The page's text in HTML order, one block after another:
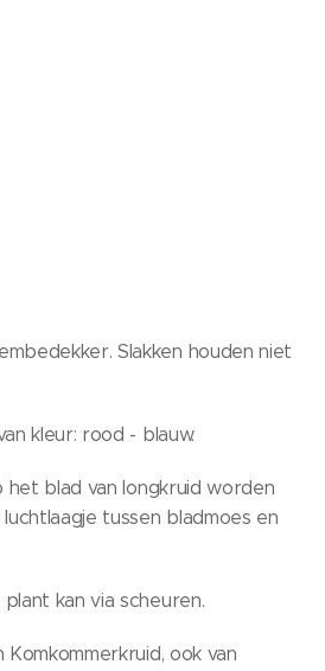
Slakken houden niet
kleur: rood - blauw.
het blad van longkruid worden
tussen bladmoes en
kan via scheuren.
Komkommerkruid, ook van